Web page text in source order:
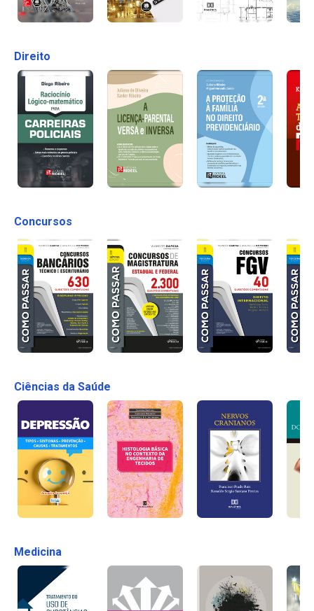
Direito
Concursos
Ciências da Saúde
Medicina